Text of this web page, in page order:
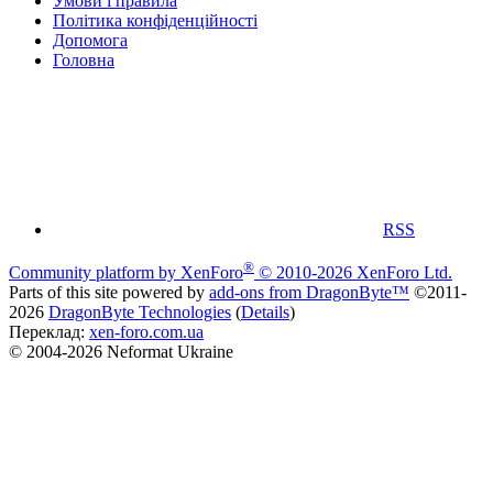
Політика конфіденційності
Дoпoмoга
Головна
RSS
Community platform by XenForo® © 2010-2026 XenForo Ltd.
Parts of this site powered by add-ons from DragonByte™ ©2011-
2026 DragonByte Technologies (Details)
Переклад: xen-foro.com.ua
© 2004-2026 Neformat Ukraine